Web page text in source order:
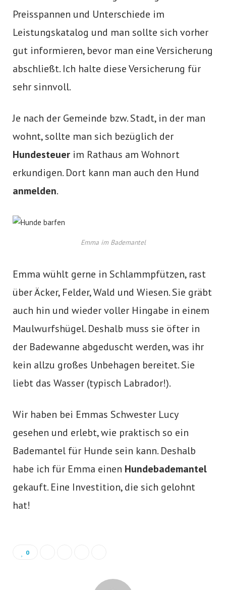
Preisspannen und Unterschiede im
Leistungskatalog und man sollte sich vorher
gut informieren, bevor man eine Versicherung
abschließt. Ich halte diese Versicherung für
sehr sinnvoll.
Je nach der Gemeinde bzw. Stadt, in der man
wohnt, sollte man sich bezüglich der
Hundesteuer im Rathaus am Wohnort
erkundigen. Dort kann man auch den Hund
anmelden.
Emma im Bademantel
Emma wühlt gerne in Schlammpfützen, rast
über Äcker, Felder, Wald und Wiesen. Sie gräbt
auch hin und wieder voller Hingabe in einem
Maulwurfshügel. Deshalb muss sie öfter in
der Badewanne abgeduscht werden, was ihr
kein allzu großes Unbehagen bereitet. Sie
liebt das Wasser (typisch Labrador!).
Wir haben bei Emmas Schwester Lucy
gesehen und erlebt, wie praktisch so ein
Bademantel für Hunde sein kann. Deshalb
habe ich für Emma einen Hundebademantel
gekauft. Eine Investition, die sich gelohnt
hat!
0